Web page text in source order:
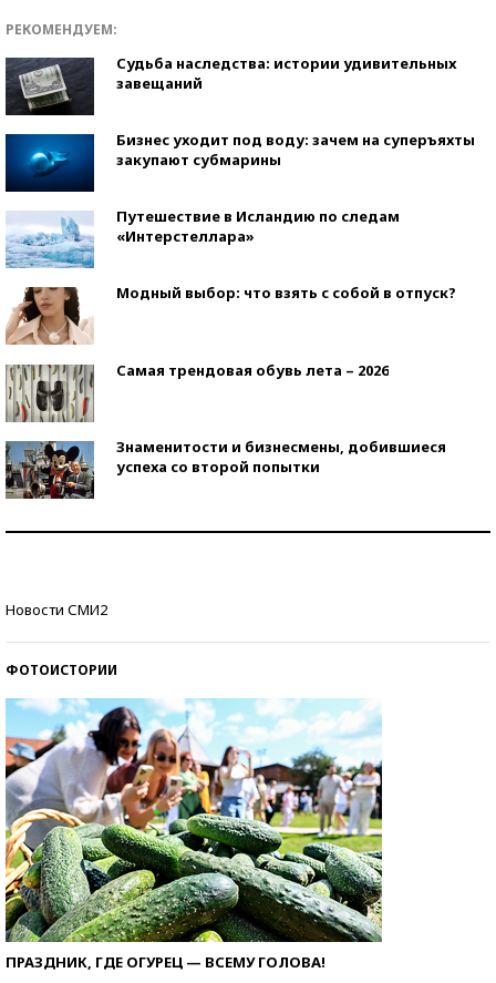
РЕКОМЕНДУЕМ:
Судьба наследства: истории удивительных
завещаний
Бизнес уходит под воду: зачем на суперъяхты
закупают субмарины
Путешествие в Исландию по следам
«Интерстеллара»
Модный выбор: что взять с собой в отпуск?
Самая трендовая обувь лета – 2026
Знаменитости и бизнесмены, добившиеся
успеха со второй попытки
Новости СМИ2
ФОТОИСТОРИИ
ПРАЗДНИК, ГДЕ ОГУРЕЦ — ВСЕМУ ГОЛОВА!